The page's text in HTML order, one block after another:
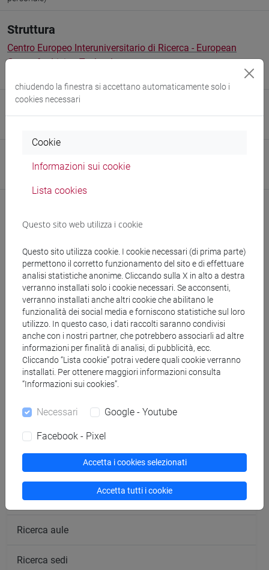
Struttura
Centro Europeo Interuniversitario di Ricerca - European
Center for Living Technology
Research Institute
Ricerca
Pubblicazioni
cfNEWS
Cerca nel sito
Ricerca persone
Ricerca insegnamenti
Ricerca aule
Ricerca sedi
chiudendo la finestra si accettano automaticamente solo i
cookies necessari
Cookie
Informazioni sui cookie
Lista cookies
Questo sito web utilizza i cookie
Questo sito utilizza cookie. I cookie necessari (di prima parte)
permettono il corretto funzionamento del sito e di effettuare
analisi statistiche anonime. Cliccando sulla X in alto a destra
verranno installati solo i cookie necessari. Se acconsenti,
verranno installati anche altri cookie che abilitano le
funzionalità dei social media e forniscono statistiche sul loro
utilizzo. In questo caso, i dati raccolti saranno condivisi
anche con i nostri partner, che potrebbero associarli ad altre
informazioni per finalità di analisi, di pubblicità, ecc.
Cliccando “Lista cookie” potrai vedere quali cookie verranno
installati. Per ottenere maggiori informazioni consulta
“Informazioni sui cookies”.
Necessari Google - Youtube
Facebook - Pixel
Accetta i cookies selezionati
Accetta tutti i cookie